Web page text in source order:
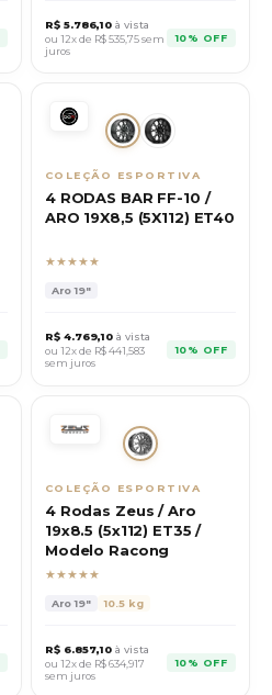
R$ 5.786,10 à vista
ou 12x de R$535,75sem
juros
10% OFF
COLEÇÃO ESPORTIVA
4 RODAS BAR FF-10 /
ARO 19X8,5 (5X112) ET40
★★★★★
Aro19"
R$ 4.769,10 à vista
ou 12x de R$441,583
sem juros
10% OFF
COLEÇÃO ESPORTIVA
4 Rodas Zeus / Aro
19x8.5 (5x112) ET35 /
Modelo Racong
★★★★★
Aro19" 10.5 kg
R$ 6.857,10 à vista
ou 12x de R$634,917
sem juros
10% OFF